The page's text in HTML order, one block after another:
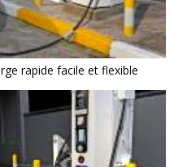
rapide facile et flexible